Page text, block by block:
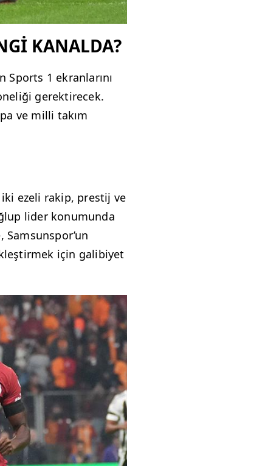
KANALDA?
Sports 1 ekranlarını
gerektirecek.
ve milli takım
iki ezeli rakip, prestij ve
lider konumunda
için galibiyet